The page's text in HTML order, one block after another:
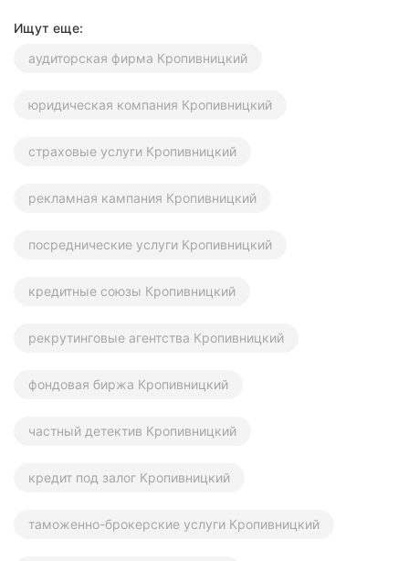
Ищут еще:
аудиторская фирма Кропивницкий
юридическая компания Кропивницкий
страховые услуги Кропивницкий
рекламная кампания Кропивницкий
посреднические услуги Кропивницкий
кредитные союзы Кропивницкий
рекрутинговые агентства Кропивницкий
фондовая биржа Кропивницкий
частный детектив Кропивницкий
кредит под залог Кропивницкий
таможенно-брокерские услуги Кропивницкий